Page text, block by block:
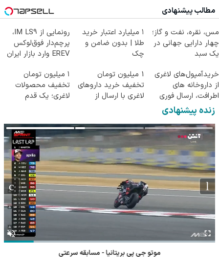
مطالب پیشنهادی
مس، نقره، نفت و گاز؛
چهار دارایی جهانی در
یک سبد
۱ میلیارد اعتبار خرید
طلا | بدون ضامن و
چک
رونمایی از IM LS9،
پرچم‌دار فوق‌لوکس
EREV وارد بازار ایران
خریدآمپول‌های لاغری
از داروخانه های
اطرافت، ارسال فوری
همراه با پک یخ!
1 میلیون تومان
تخفیف خرید داروهای
لاغری با ارسال از
۱ میلیون تومان
تخفیف محصولات
لاغری؛ یک قدم
زنده پیشنهادی
موتو جی پی بریتانیا - مسابقه سرعتی